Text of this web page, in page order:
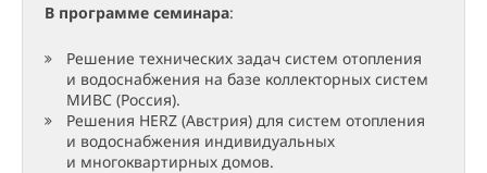
В программе семинара:
Решение технических задач систем отопления
и водоснабжения на базе коллекторных систем
МИВС (Россия).
Решения HERZ (Австрия) для систем отопления
и водоснабжения индивидуальных
и многоквартирных домов.